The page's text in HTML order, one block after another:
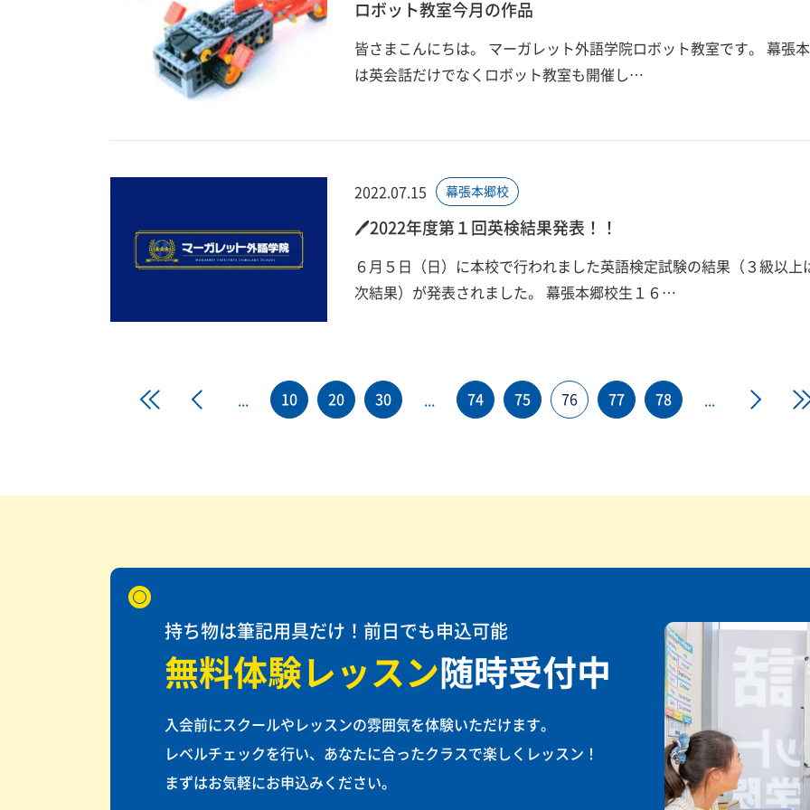
ロボット教室今月の作品
皆さまこんにちは。 マーガレット外語学院ロボット教室です。 幕張
は英会話だけでなくロボット教室も開催し…
2022.07.15 幕張本郷校
🖊2022年度第１回英検結果発表！！
６月５日（日）に本校で行われました英語検定試験の結果（３級以上
次結果）が発表されました。 幕張本郷校生１６…
« « ... 10 20 30 ... 74 75 76 77 78 ... » »
持ち物は筆記用具だけ！前日でも申込可能
無料体験レッスン随時受付中
入会前にスクールやレッスンの雰囲気を体験いただけます。
レベルチェックを行い、あなたに合ったクラスで楽しくレッスン！
まずはお気軽にお申込みください。